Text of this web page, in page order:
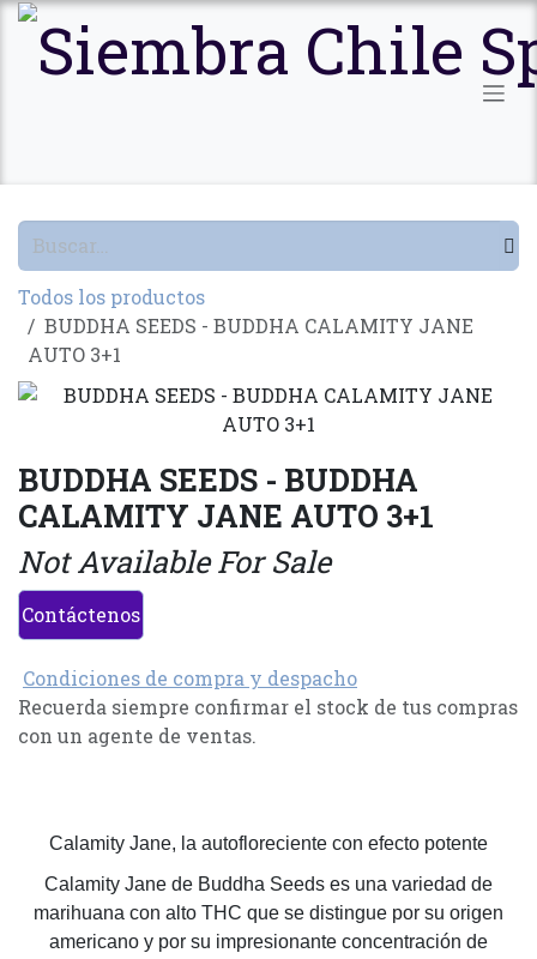
Ir al contenido
Todos los productos
BUDDHA SEEDS - BUDDHA CALAMITY JANE
AUTO 3+1
BUDDHA SEEDS - BUDDHA
CALAMITY JANE AUTO 3+1
Not Available For Sale
Contáctenos
Condiciones de compra y despacho
Recuerda siempre confirmar el stock de tus compras
con un agente de ventas.
Calamity Jane, la autofloreciente con efecto potente
Calamity Jane de Buddha Seeds es una variedad de
marihuana con alto THC que se distingue por su origen
americano y por su impresionante concentración de